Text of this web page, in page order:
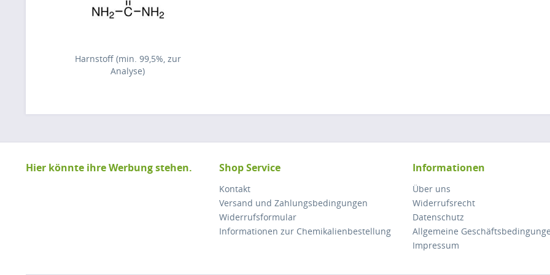
Harnstoff (min. 99,5%, zur
Analyse)
Hier könnte ihre Werbung stehen. Shop Service
Kontakt
Versand und Zahlungsbedingungen
Widerrufsformular
Informationen zur Chemikalienbestellung
Informationen
Über uns
Widerrufsrecht
Datenschutz
Allgemeine
Impressum